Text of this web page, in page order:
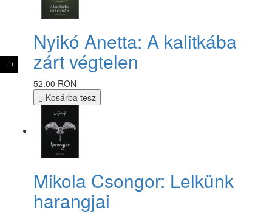
Nyikó Anetta: A kalitkába
zárt végtelen
52.00 RON
Kosárba tesz
Mikola Csongor: Lelkünk
harangjai